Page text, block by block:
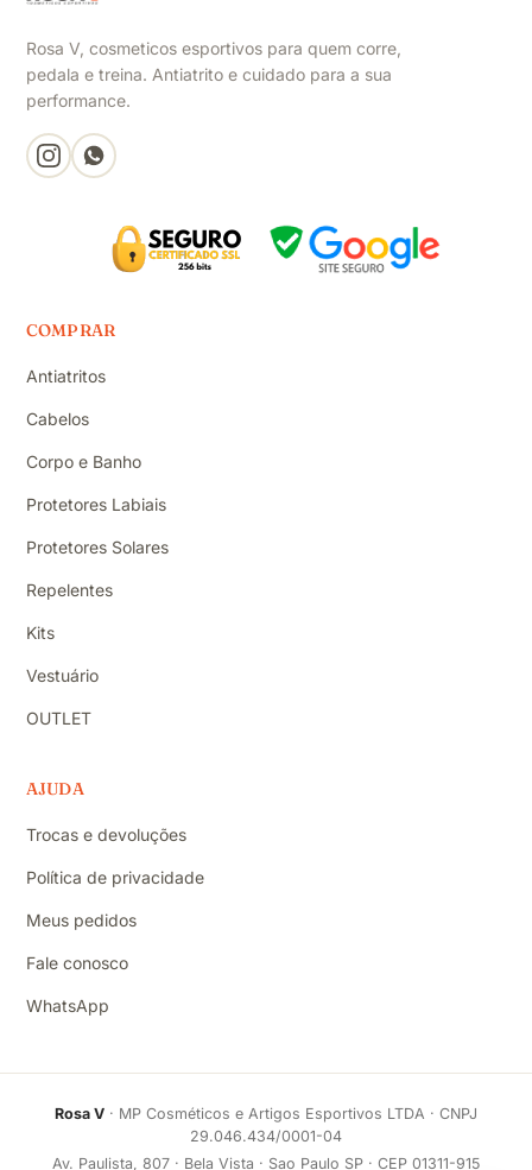
Rosa V, cosmeticos esportivos para quem corre,
pedala e treina. Antiatrito e cuidado para a sua
performance.
COMPRAR
Antiatritos
Cabelos
Corpo e Banho
Protetores Labiais
Protetores Solares
Repelentes
Kits
Vestuário
OUTLET
AJUDA
Trocas e devoluções
Política de privacidade
Meus pedidos
Fale conosco
WhatsApp
Rosa V · MP Cosméticos e Artigos Esportivos LTDA · CNPJ
29.046.434/0001-04
Av. Paulista, 807 · Bela Vista · Sao Paulo SP · CEP 01311-915